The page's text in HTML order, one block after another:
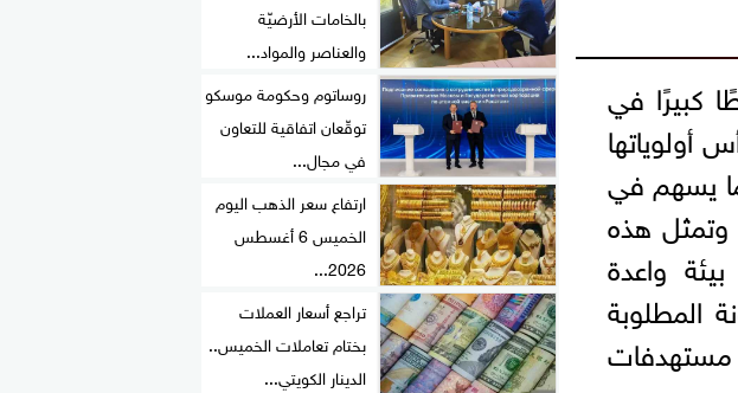
كبيرًا في
أولوياتها
يسهم في
وتمثل هذه
واعدة
المطلوبة
مستهدفات
بالخامات الأرضيّة
والعناصر والمواد...
روساتوم وحكومة موسكو
توقّعان اتفاقية للتعاون
في مجال...
ارتفاع سعر الذهب اليوم
الخميس 6 أغسطس
2026...
تراجع أسعار العملات
بختام تعاملات الخميس..
الدينار الكويتي...